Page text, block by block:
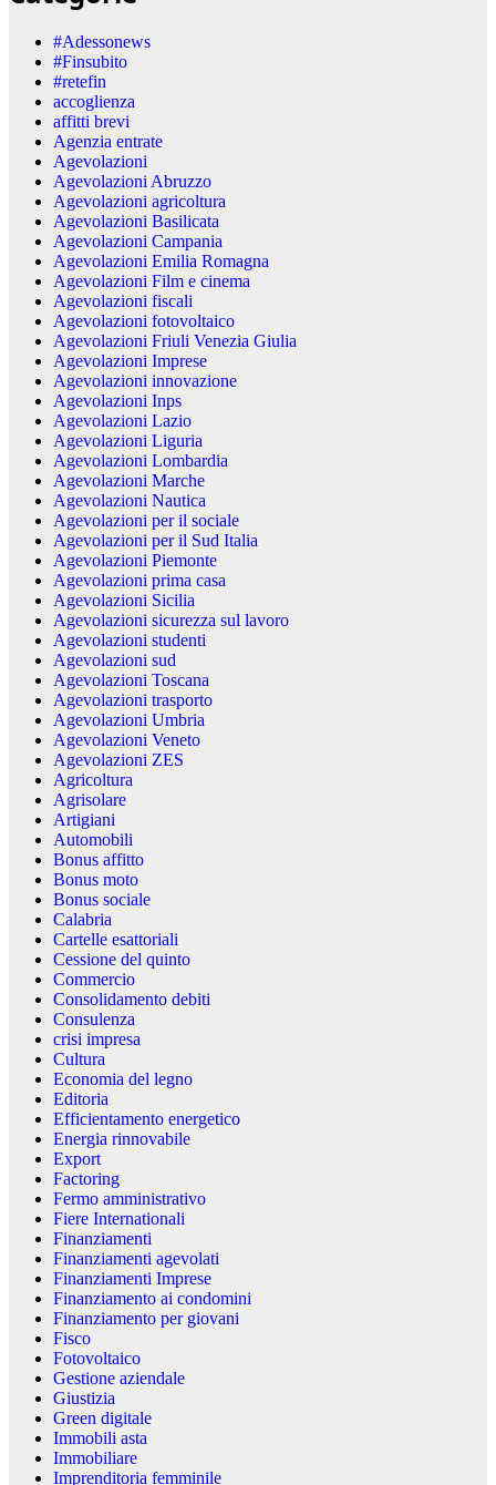
#Adessonews
#Finsubito
#retefin
accoglienza
affitti brevi
Agenzia entrate
Agevolazioni
Agevolazioni Abruzzo
Agevolazioni agricoltura
Agevolazioni Basilicata
Agevolazioni Campania
Agevolazioni Emilia Romagna
Agevolazioni Film e cinema
Agevolazioni fiscali
Agevolazioni fotovoltaico
Agevolazioni Friuli Venezia Giulia
Agevolazioni Imprese
Agevolazioni innovazione
Agevolazioni Inps
Agevolazioni Lazio
Agevolazioni Liguria
Agevolazioni Lombardia
Agevolazioni Marche
Agevolazioni Nautica
Agevolazioni per il sociale
Agevolazioni per il Sud Italia
Agevolazioni Piemonte
Agevolazioni prima casa
Agevolazioni Sicilia
Agevolazioni sicurezza sul lavoro
Agevolazioni studenti
Agevolazioni sud
Agevolazioni Toscana
Agevolazioni trasporto
Agevolazioni Umbria
Agevolazioni Veneto
Agevolazioni ZES
Agricoltura
Agrisolare
Artigiani
Automobili
Bonus affitto
Bonus moto
Bonus sociale
Calabria
Cartelle esattoriali
Cessione del quinto
Commercio
Consolidamento debiti
Consulenza
crisi impresa
Cultura
Economia del legno
Editoria
Efficientamento energetico
Energia rinnovabile
Export
Factoring
Fermo amministrativo
Fiere Internationali
Finanziamenti
Finanziamenti agevolati
Finanziamenti Imprese
Finanziamento ai condomini
Finanziamento per giovani
Fisco
Fotovoltaico
Gestione aziendale
Giustizia
Green digitale
Immobili asta
Immobiliare
Imprenditoria femminile